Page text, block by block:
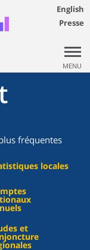
English
Presse
MENU
fréquentes
locales
et